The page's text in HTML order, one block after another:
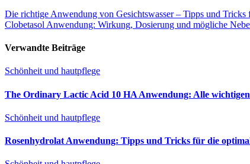
Die richtige Anwendung von Gesichtswasser – Tipps und Tricks
Clobetasol Anwendung: Wirkung, Dosierung und mögliche
Verwandte Beiträge
Schönheit und hautpflege
The Ordinary Lactic Acid 10 HA Anwendung: Alle
Schönheit und hautpflege
Rosenhydrolat Anwendung: Tipps und Tricks für die